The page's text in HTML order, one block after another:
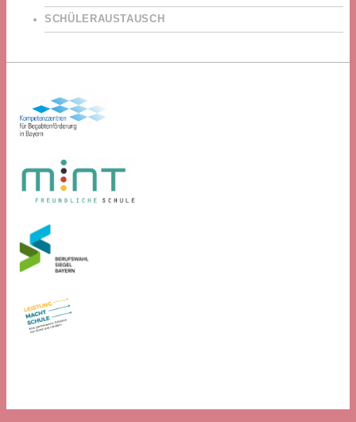
SCHÜLERAUSTAUSCH